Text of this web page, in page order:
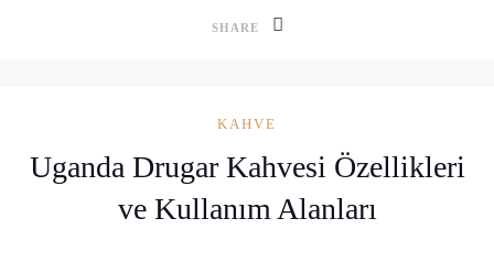
SHARE
KAHVE
Uganda Drugar Kahvesi Özellikleri
ve Kullanım Alanları